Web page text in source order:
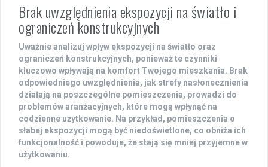
Brak uwzględnienia ekspozycji na światło i
ograniczeń konstrukcyjnych
Uważnie analizuj wpływ ekspozycji na światło oraz
ograniczeń konstrukcyjnych, ponieważ te czynniki
kluczowo wpływają na komfort Twojego mieszkania. Brak
odpowiedniego uwzględnienia, jak strefy nasłonecznienia
działają na poszczególne pomieszczenia, prowadzi do
problemów aranżacyjnych, które mogą wpłynąć na
codzienne użytkowanie. Na przykład, pomieszczenia o
słabej ekspozycji mogą być niedoświetlone, co obniża ich
funkcjonalność i powoduje, że stają się mniej przyjemne w
użytkowaniu.